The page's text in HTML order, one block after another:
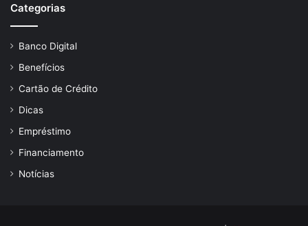
Categorias
Banco Digital
Benefícios
Cartão de Crédito
Dicas
Empréstimo
Financiamento
Notícias